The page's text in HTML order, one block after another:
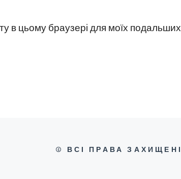
в цьому браузері для моїх подальших
© ВСІ ПРАВА ЗАХИЩЕНІ